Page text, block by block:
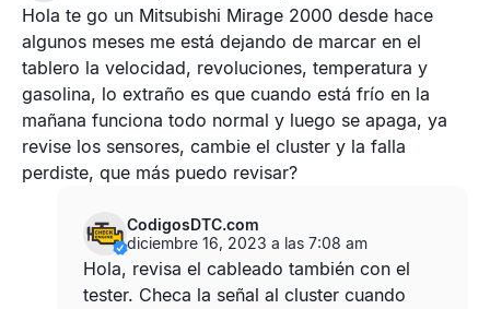
Hola te go un Mitsubishi Mirage 2000 desde hace
algunos meses me está dejando de marcar en el
tablero la velocidad, revoluciones, temperatura y
gasolina, lo extraño es que cuando está frío en la
mañana funciona todo normal y luego se apaga, ya
revise los sensores, cambie el cluster y la falla
perdiste, que más puedo revisar?
CodigosDTC.com
diciembre 16, 2023 a las 7:08 am
Hola, revisa el cableado también con el
tester. Checa la señal al cluster cuando